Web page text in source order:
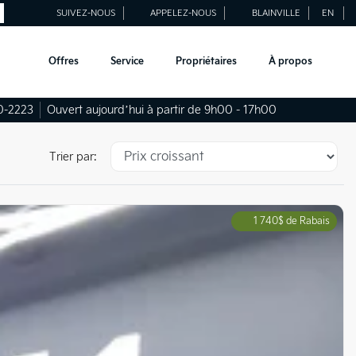
SUIVEZ-NOUS APPELEZ-NOUS BLAINVILLE EN
Offres Service Propriétaires À propos
2223 Ouvert aujourd’hui à partir de 9h00 - 17h00
Trier par:
1 740$ de Rabais